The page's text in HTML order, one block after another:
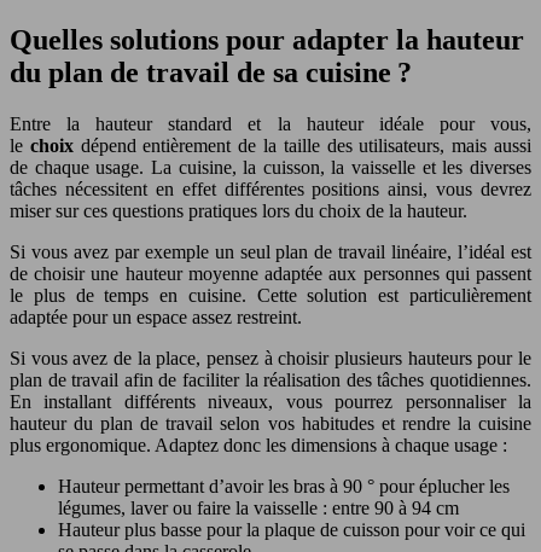
Quelles solutions pour adapter la hauteur
du plan de travail de sa cuisine ?
Entre la hauteur standard et la hauteur idéale pour vous,
le choixdépend entièrement de la taille des utilisateurs, mais aussi
de chaque usage. La cuisine, la cuisson, la vaisselle et les diverses
tâches nécessitent en effet différentes positions ainsi, vous devrez
miser sur ces questions pratiques lors du choix de la hauteur.
Si vous avez par exemple un seul plan de travail linéaire, l’idéal est
de choisir une hauteur moyenne adaptée aux personnes qui passent
le plus de temps en cuisine. Cette solution est particulièrement
adaptée pour un espace assez restreint.
Si vous avez de la place, pensez à choisir plusieurs hauteurs pour le
plan de travail afin de faciliter la réalisation des tâches quotidiennes.
En installant différents niveaux, vous pourrez personnaliser la
hauteur du plan de travail selon vos habitudes et rendre la cuisine
plus ergonomique. Adaptez donc les dimensions à chaque usage :
Hauteur permettant d’avoir les bras à 90 ° pour éplucher les
légumes, laver ou faire la vaisselle : entre 90 à 94 cm
Hauteur plus basse pour la plaque de cuisson pour voir ce qui